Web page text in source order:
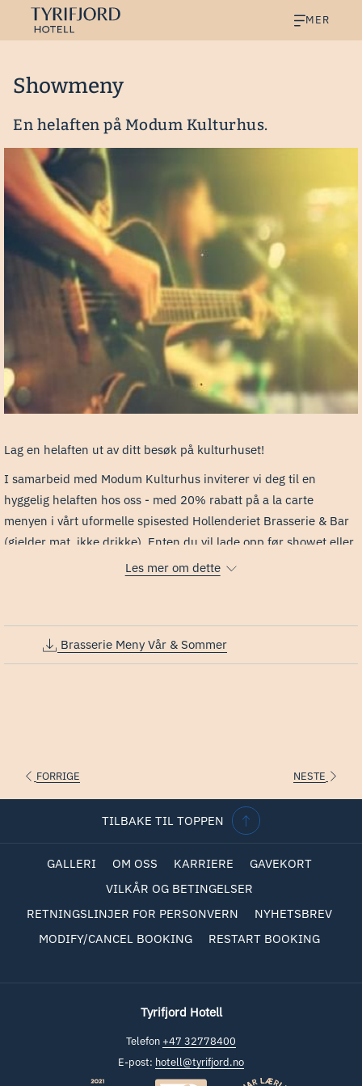
MER
Showmeny
En helaften på Modum Kulturhus.
Lag en helaften ut av ditt besøk på kulturhuset!
I samarbeid med Modum Kulturhus inviterer vi deg til en
hyggelig helaften hos oss - med 20% rabatt på a la carte
menyen i vårt uformelle spisested Hollenderiet Brasserie & Bar
(gjelder mat, ikke drikke). Enten du vil lade opp før showet eller
runde av kvelden med noe godt på tallerkenen, sørger vi for en
Kulturhus påmodum.kulturhus.nofor oversikt over kommende
BESTILL BORD
Les mer om dette
Brasserie Meny Vår & Sommer
FORRIGE NESTE
TILBAKE TIL TOPPEN
GALLERI OM OSS KARRIERE
GAVEKORT
VILKÅR OG BETINGELSER
RETNINGSLINJER FOR PERSONVERN
NYHETSBREV
MODIFY/CANCEL BOOKING
RESTART BOOKING
Tyrifjord Hotell
Telefon+47 32778400
E-post: hotell@tyrifjord.no